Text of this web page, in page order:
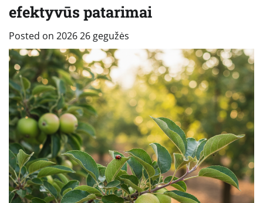
efektyvūs patarimai
Posted on 2026 26 gegužės